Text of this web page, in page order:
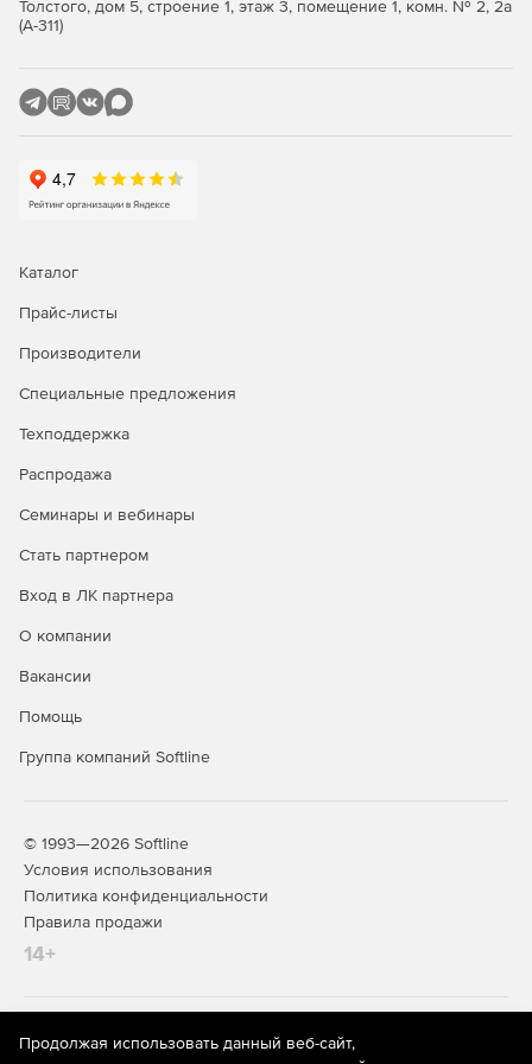
Толстого, дом 5, строение 1, этаж 3, помещение 1, комн. № 2, 2а
(А-311)
Каталог
Прайс-листы
Производители
Специальные предложения
Техподдержка
Распродажа
Семинары и вебинары
Стать партнером
Вход в ЛК партнера
О компании
Вакансии
Помощь
Группа компаний Softline
© 1993—2026 Softline
Условия использования
Политика конфиденциальности
Правила продажи
14+
На информационном ресурсе store.softline.ru применяются
рекомендательные технологии
(информационные технологии
Продолжая использовать данный веб-сайт,